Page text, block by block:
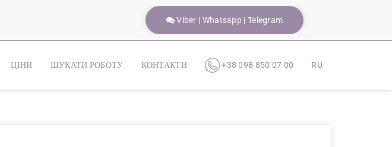
Viber | Whatsapp | Telegram
ЦІНИ ШУКАТИ РОБОТУ КОНТАКТИ +38 098 850 07 00 RU